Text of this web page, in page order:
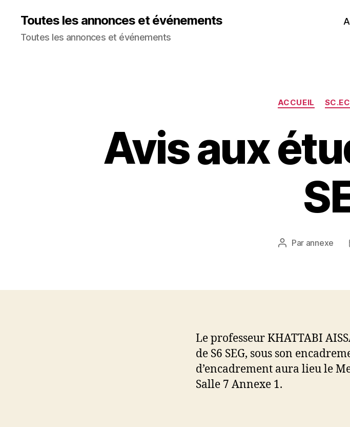
Toutes les annonces et événements
Toutes les annonces et événements
ACCUEIL
Avis aux
Auteur
Par annexe
Le professeur KHATTABI
de S6 SEG, sous son
d’encadrement aura lieu le
Salle 7 Annexe 1.